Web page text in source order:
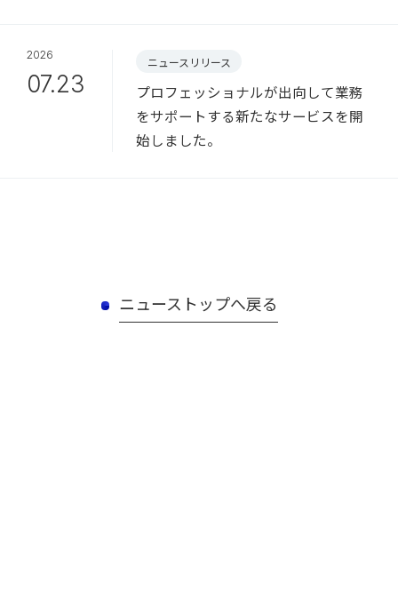
2026
07.23
ニュースリリース
プロフェッショナルが出向して業務
をサポートする新たなサービスを開
始しました。
ニューストップへ戻る